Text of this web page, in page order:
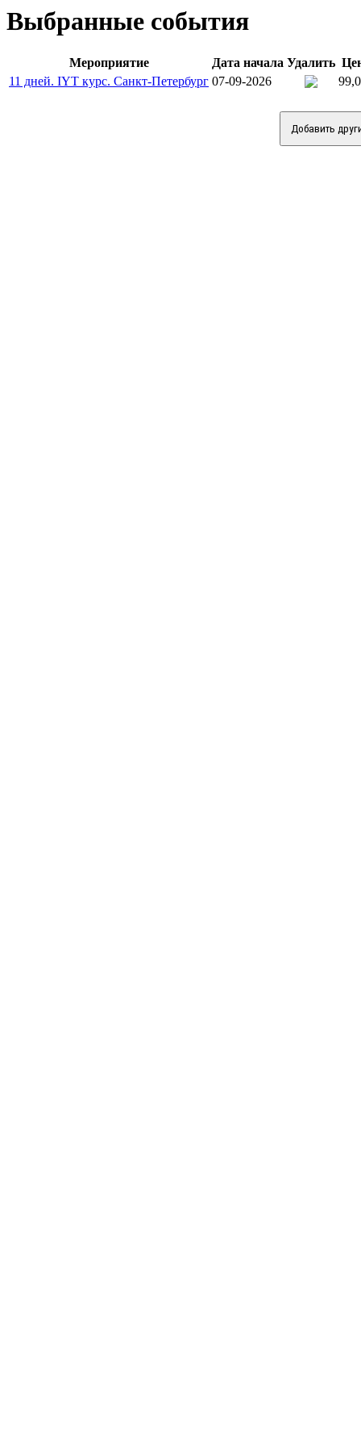
Выбранные события
Мероприятие Дата начала Удалить
11 дней. IYT курс. Санкт-Петербург 07-09-2026
Добавить